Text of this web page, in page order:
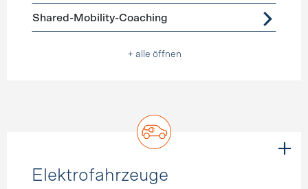
Shared-Mobility-Coaching
+ alle öffnen
Elektrofahrzeuge